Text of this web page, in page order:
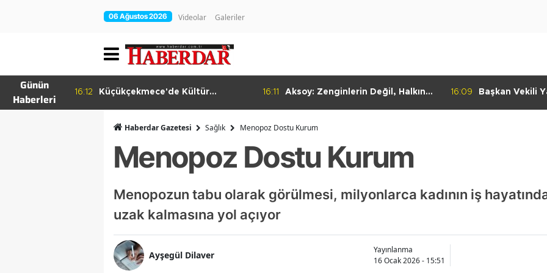
06 Ağustos 2026 Videolar Galeriler
Günün
Haberleri
Küçükçekmece'de Kültür
Yolculuğu
16:11
Aksoy: Zenginlerin Değil, Halkın
16:09
Başkan Vekili Yalçın Ekici, Birlikte
Haberdar Gazetesi Sağlık Menopoz Dostu Kurum
Menopoz Dostu Kurum
Menopozun tabu olarak görülmesi, milyonlarca kadının iş
uzak kalmasına yol açıyor
Ayşegül Dilaver
Yayınlanma
16 Ocak 2026 - 15:51